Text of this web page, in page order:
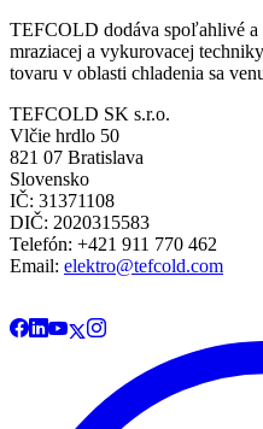
TEFCOLD dodáva spoľahlivé a
mraziacej a vykurovacej
tovaru v oblasti chladenia sa
TEFCOLD SK s.r.o.
Vlčie hrdlo 50
821 07 Bratislava
Slovensko
IČ: 31371108
DIČ: 2020315583
Telefón: +421 911 770 462
Email: elektro@tefcold.com